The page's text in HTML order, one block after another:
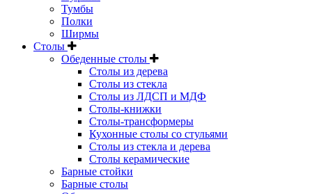
Тумбы
Полки
Ширмы
Столы
Обеденные столы
Столы из дерева
Столы из стекла
Столы из ЛДСП и МДФ
Столы-книжки
Столы-трансформеры
Кухонные столы со стульями
Столы из стекла и дерева
Столы керамические
Барные стойки
Барные столы